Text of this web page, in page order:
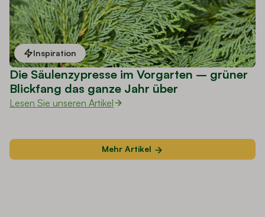
Inspiration
Die Säulenzypresse im Vorgarten – grüner
Blickfang das ganze Jahr über
Lesen Sie unseren Artikel
Mehr Artikel